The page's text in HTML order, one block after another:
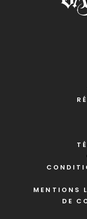
MENTIONS
DE